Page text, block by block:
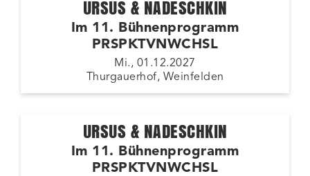
URSUS & NADESCHKIN
Im 11. Bühnenprogramm
PRSPKTVNWCHSL
Mi., 01.12.2027
Thurgauerhof, Weinfelden
URSUS & NADESCHKIN
Im 11. Bühnenprogramm
PRSPKTVNWCHSL